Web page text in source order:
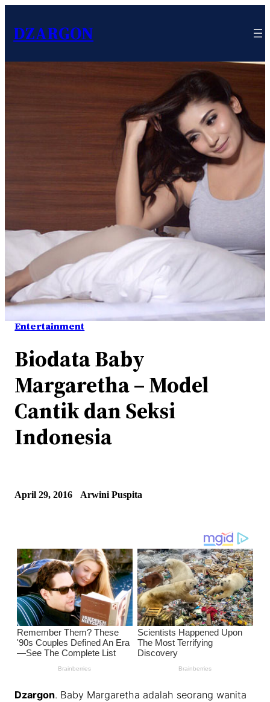
DZARGON
Entertainment
Biodata Baby
Margaretha – Model
Cantik dan Seksi
Indonesia
April 29, 2016 Arwini Puspita
Dzargon. Baby Margaretha adalah seorang wanita